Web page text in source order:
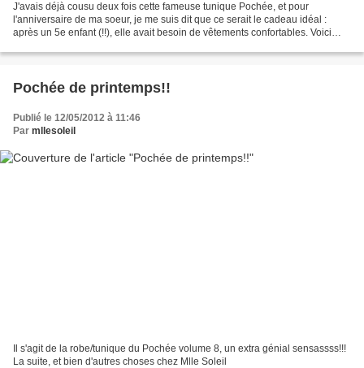
J'avais déjà cousu deux fois cette fameuse tunique Pochée, et pour
l'anniversaire de ma soeur, je me suis dit que ce serait le cadeau idéal :
après un 5e enfant (!!), elle avait besoin de vêtements confortables. Voici
Pochée de printemps!!
Publié le 12/05/2012 à 11:46
Par mllesoleil
Il s'agit de la robe/tunique du Pochée volume 8, un extra génial sensassss!!!
La suite, et bien d'autres choses chez Mlle Soleil